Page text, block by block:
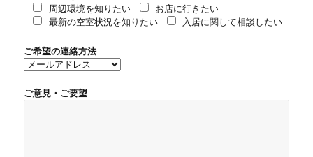
周辺環境を知りたい
お店に行きたい
最新の空室状況を知りたい
入居に関して相談したい
ご希望の連絡方法
ご意見・ご要望